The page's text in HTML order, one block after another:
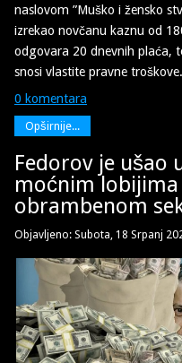
naslovom ”Muško i žensko
izrekao novčanu kaznu od
odgovara 20 dnevnih plaća,
snosi vlastite pravne troškove.
0 komentara
Opširnije...
Fedorov je ušao
moćnim
obrambenom
Objavljeno: Subota, 18 Srpanj